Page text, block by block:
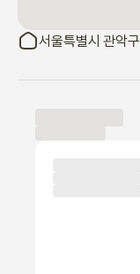
서울특별시 관악구